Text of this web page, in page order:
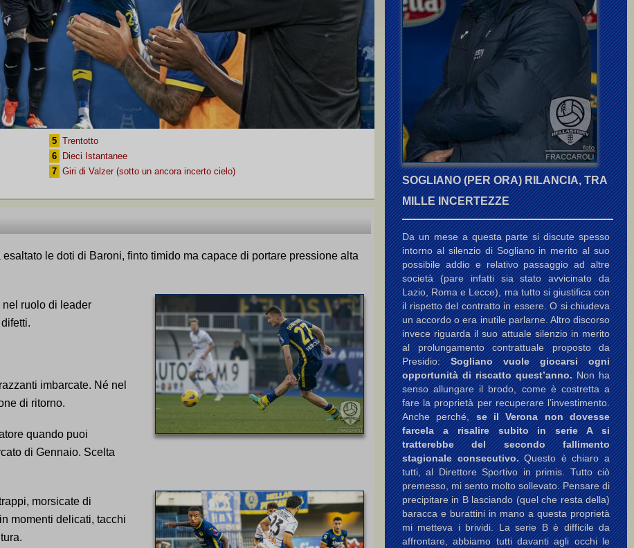
5 Trentotto
6
Dieci Istantanee
7 Giri di Valzer (sotto un ancora incerto cielo)
le doti di Baroni, finto timido ma capace di portare pressione alta
ruolo di leader
imbarcate. Né nel
di ritorno.
quando puoi
di Gennaio. Scelta
morsicate di
momenti delicati, tacchi
SOGLIANO (PER ORA) RILANCIA, TRA
MILLE INCERTEZZE
Da un mese a questa parte si discute spesso
intorno al silenzio di Sogliano in merito al suo
possibile addio e relativo passaggio ad altre
società (pare infatti sia stato avvicinato da
Lazio, Roma e Lecce), ma tutto si giustifica con
il rispetto del contratto in essere. O si chiudeva
un accordo o era inutile parlarne. Altro discorso
invece riguarda il suo attuale silenzio in merito
al prolungamento contrattuale proposto da
Presidio:Sogliano vuole giocarsi ogni
opportunità di riscatto quest’anno.Non ha
senso allungare il brodo, come è costretta a
fare la proprietà per recuperare l’investimento.
Anche perché,se il Verona non dovesse
farcela a risalire subito in serie A si
tratterebbe del secondo fallimento
stagionale consecutivo.Questo è chiaro a
tutti, al Direttore Sportivo in primis. Tutto ciò
premesso, mi sento molto sollevato. Pensare di
precipitare in B lasciando (quel che resta della)
baracca e burattini in mano a questa proprietà
mi metteva i brividi. La serie B è difficile da
affrontare, abbiamo tutti davanti agli occhi le